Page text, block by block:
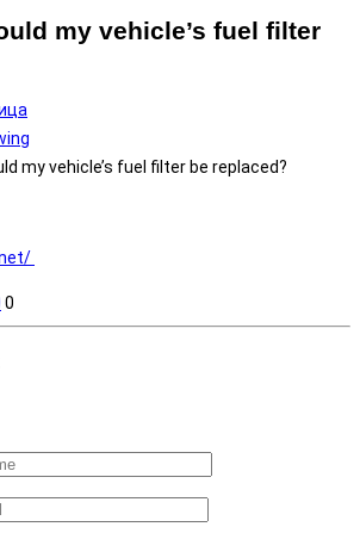
my vehicle’s fuel filter
my vehicle’s fuel filter be replaced?
0